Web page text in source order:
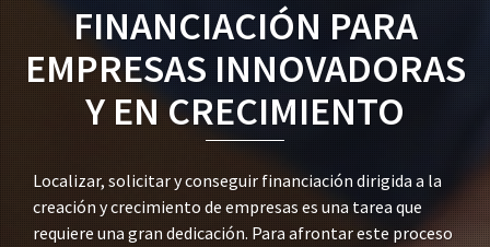
FINANCIACIÓN PARA
EMPRESAS INNOVADORAS
Y EN CRECIMIENTO
Localizar, solicitar y conseguir financiación dirigida a la
creación y crecimiento de empresas es una tarea que
requiere una gran dedicación. Para afrontar este proceso